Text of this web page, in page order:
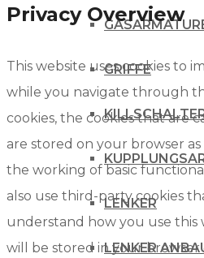
GRIFFE
LENKER
LENKER
Privacy Overview
This website uses cookies to
while you navigate through
cookies, the cookies that are
are stored on your browser
the working of basic
also use third-party cookies
understand how you use this
will be stored in your